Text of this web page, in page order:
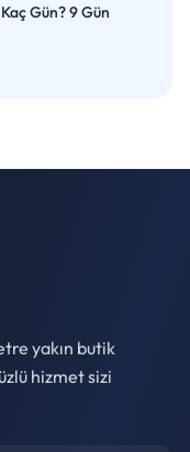
Gün? 9 Gün
yakın butik
hizmet sizi